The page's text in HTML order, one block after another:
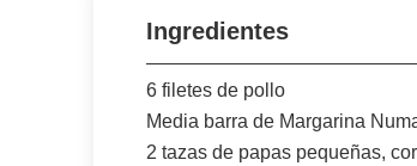
Ingredientes
6 filetes de pollo
Media barra de Margarina
2 tazas de papas pequeñas,